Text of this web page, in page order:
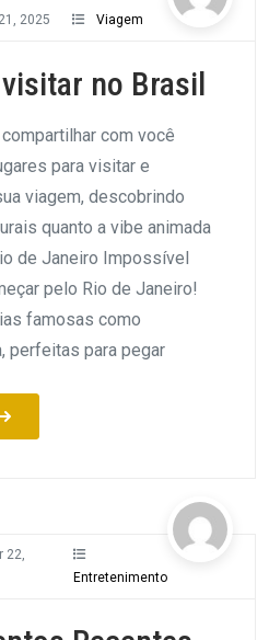
2025 Viagem
no Brasil
com você
para visitar e
viagem, descobrindo
quanto a vibe animada
de Janeiro Impossível
pelo Rio de Janeiro!
famosas como
perfeitas para pegar
22,
Entretenimento